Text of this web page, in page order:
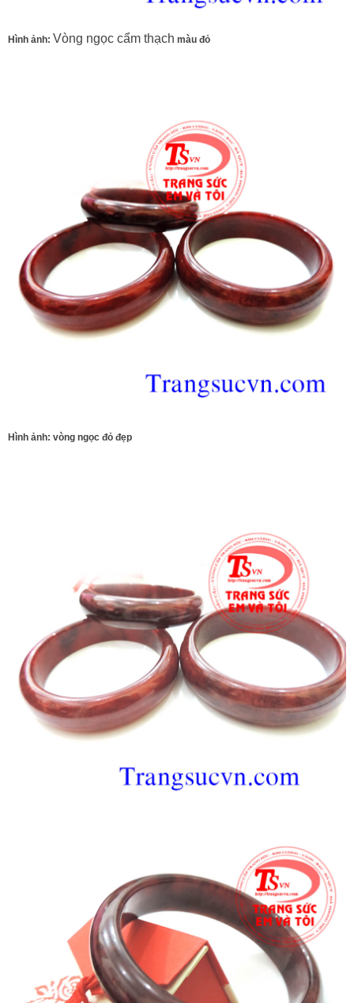
Hình ảnh: Vòng ngọc cẩm thạch màu đỏ
Hình ảnh: vòng ngọc đỏ đẹp